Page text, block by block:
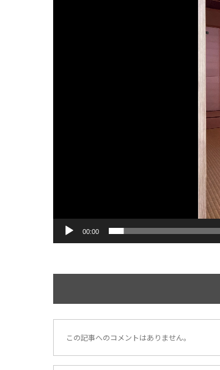
00:00
この記事へのコメントはありません。